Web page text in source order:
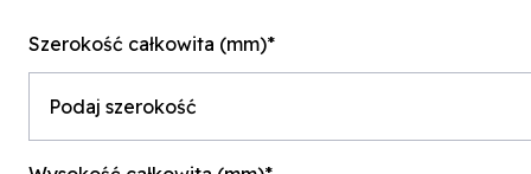
Szerokość całkowita (mm)*